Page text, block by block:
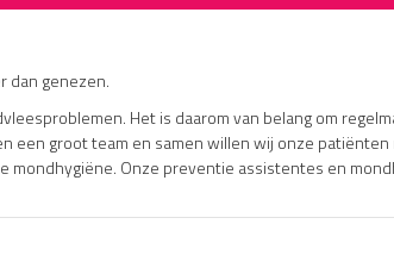
dan genezen.
Het is daarom van belang om
een groot team en samen willen wij onze
Onze preventie assistentes en